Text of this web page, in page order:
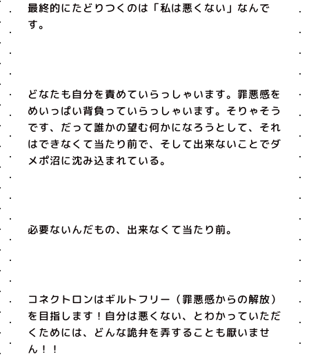
最終的にたどりつくのは「私は悪くない」なんで
す。
どなたも自分を責めていらっしゃいます。罪悪感を
めいっぱい背負っていらっしゃいます。そりゃそう
です、だって誰かの望む何かになろうとして、それ
はできなくて当たり前で、そして出来ないことでダ
メポ沼に沈み込まれている。
必要ないんだもの、出来なくて当たり前。
コネクトロンはギルトフリー（罪悪感からの解放）
を目指します！自分は悪くない、とわかっていただ
くためには、どんな詭弁を弄することも厭いませ
ん！！